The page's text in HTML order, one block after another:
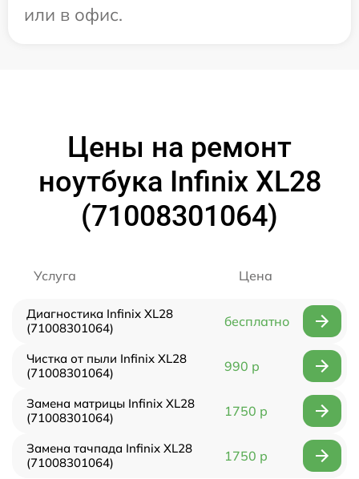
или в офис.
Цены на ремонт
ноутбука Infinix XL28
(71008301064)
Услуга Цена
Диагностика Infinix XL28
(71008301064)
бесплатно
Чистка от пыли Infinix XL28
(71008301064)
990 р
Замена матрицы Infinix XL28
(71008301064)
1750 р
Замена тачпада Infinix XL28
(71008301064)
1750 р